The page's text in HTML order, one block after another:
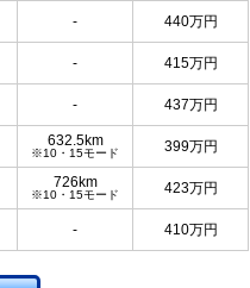
- 440万円
- 415万円
- 437万円
632.5km
※10・15モード 399万円
726km
※10・15モード 423万円
- 410万円